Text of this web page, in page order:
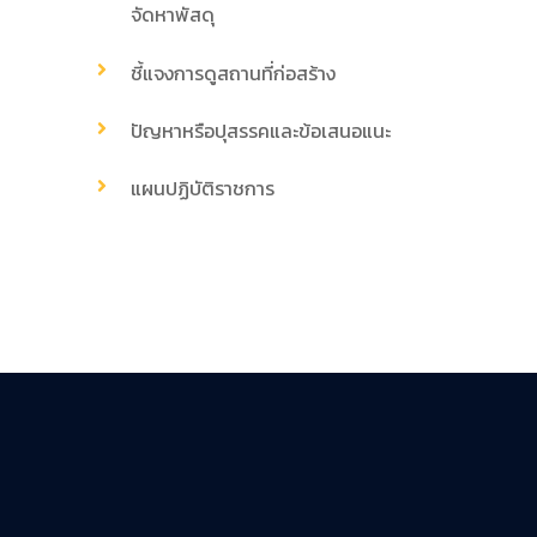
จัดหาพัสดุ
ชี้แจงการดูสถานที่ก่อสร้าง
ปัญหาหรือปุสรรคและข้อเสนอแนะ
แผนปฏิบัติราชการ